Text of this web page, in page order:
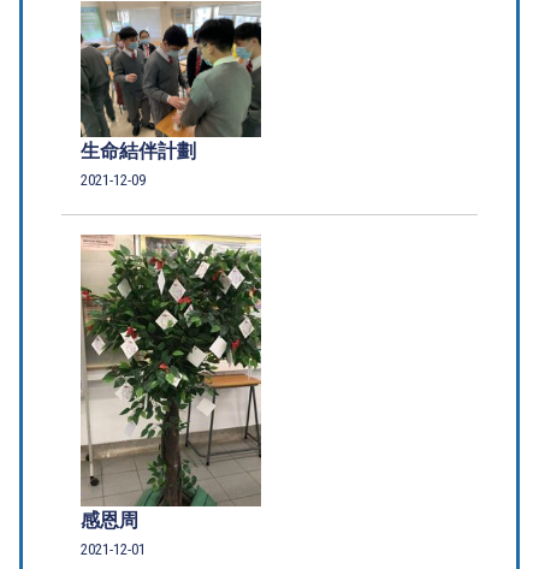
生命結伴計劃
2021-12-09
感恩周
2021-12-01